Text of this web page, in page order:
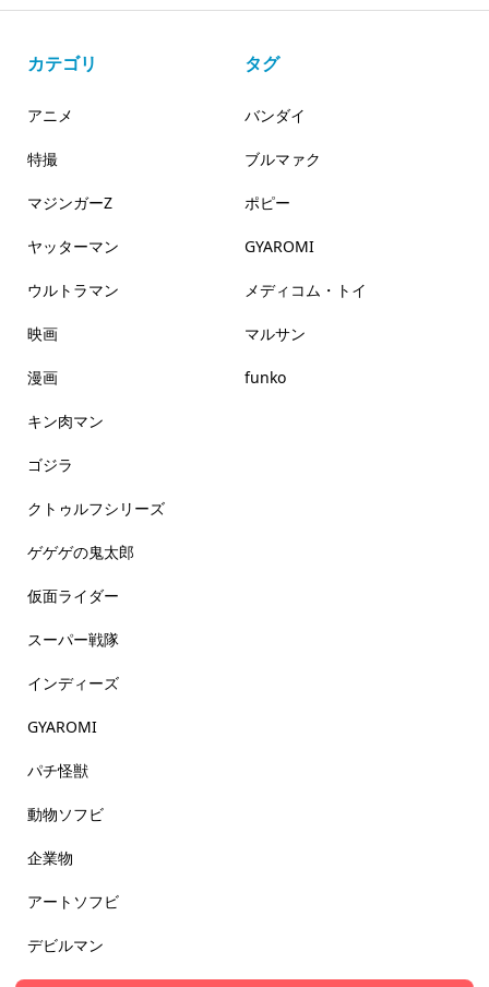
カテゴリ
アニメ
特撮
マジンガーZ
ヤッターマン
ウルトラマン
映画
漫画
キン肉マン
ゴジラ
クトゥルフシリーズ
ゲゲゲの鬼太郎
仮面ライダー
スーパー戦隊
インディーズ
GYAROMI
パチ怪獣
動物ソフビ
企業物
アートソフビ
デビルマン
タグ
バンダイ
ブルマァク
ポピー
GYAROMI
メディコム・トイ
マルサン
funko